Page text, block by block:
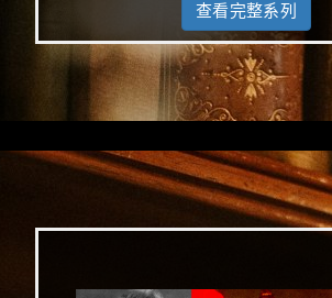
查看完整系列